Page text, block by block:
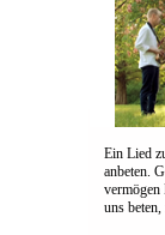
Ein Lied
anbeten.
vermögen
uns